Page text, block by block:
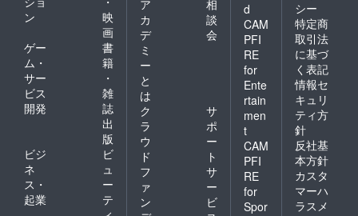
その
他、適
当でな
いと認
められ
るもの
の ⑥社
会問題
につい
て主義
又は主
張にあ
たるも
の ⑥虚
偽であ
るもの
又は誤
認され
るおそ
れのあ
るもの
⑦青少
年保護
ン
映
画
ゲー
ム・
サー
ビス
開発
書
籍
・
雑
誌
出
版
ビジ
ネ
ス・
起業
ビ
ュ
ー
テ
ア
カ
デ
ミ
ー
と
は
相
談
会
ク
ラ
ウ
ド
フ
ァ
ン
サ
ポ
ー
ト
サ
ー
ビ
d
CAM
PFI
RE
for
Ente
rtain
men
t
CAM
PFI
RE
for
Spor
シー
特定商
取引法
に基づ
く表記
情報セ
キュリ
ティ方
針
反社基
本方針
カスタ
マーハ
ラスメ